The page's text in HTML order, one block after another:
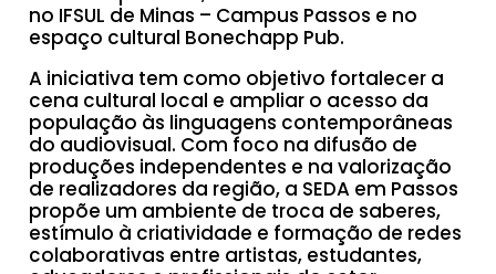
no IFSUL de Minas – Campus Passos e no
espaço cultural Bonechapp Pub.
A iniciativa tem como objetivo fortalecer a
cena cultural local e ampliar o acesso da
população às linguagens contemporâneas
do audiovisual. Com foco na difusão de
produções independentes e na valorização
de realizadores da região, a SEDA em Passos
propõe um ambiente de troca de saberes,
estímulo à criatividade e formação de redes
colaborativas entre artistas, estudantes,